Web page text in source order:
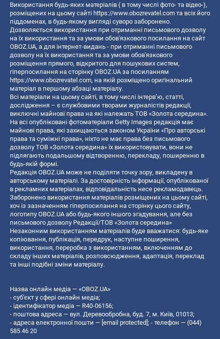
Використання будь-яких матеріалів ( в тому числі фото- та відео-),
розміщених на цьому сайті https://www.obozrevatel.com та всіх його
піддоменах, в будь-якому вигляді суворо заборонено.
Дозволяється використання при отриманні письмового дозволу
на їх використання та за умови обов'язкового посилання на сайт
OBOZ.UA, а для інтернет-видань - при отриманні письмового
дозволу на їх використання та за умови обов'язкового
розміщення прямого, відкритого для пошукових систем,
гіперпосилання на сторінку OBOZ.UA за посиланням
https://www.obozrevatel.com, на якій розміщено оригінальний
матеріал в першому абзаці матеріалу.
Всі матеріали на цьому сайті, в тому числі інтерв’ю, статті,
дослідження – є службовими творами журналістів редакції,
виключні майнові права на які належать ТОВ «Золота середина».
На всі опубліковані фотоматеріали Getty Images редакція має
майнові права, які захищаються законом України «Про авторські
права та суміжні права», ніхто не має права без письмового
дозволу ТОВ «Золота середина» їх використовувати, вони не
підлягають подальшому відтворенню, перекладу, поширенню в
будь-якій формі.
Редакція OBOZ.UA може не поділяти точку зору, викладену в
авторському матеріалі. За достовірність інформації, опублікованої
в рекламних матеріалах, відповідальність несе рекламодавець.
Заборонено використання матеріалів розміщених на цьому сайті,
хоч із зазначенням гіперпосилання на сторінку цього сайту,
логотипу OBOZ.UA або будь-якого іншого згадування, але без
письмового дозволу Редакції/ТОВ «Золота середина»
Незаконним використанням матеріалів буде вважатися: будь-яке
копiювання, публiкацiя, передрук, наступне поширення,
використання, переробка з використанням, включенням до
складу інших матеріалів, розповсюдження, адаптація, переклад
та інші подібні зміни матеріалу.
Назва онлайн медіа — «OBOZ.UA»
- суб'єкт у сфері онлайн медіа;
- ідентифікатор медіа — R40-06156;
- поштова адреса — вул. Деревообробна, буд. 7, м. Київ, 01013;
- адреса електронної пошти — [email protected] ; - телефон — (044)
585 46 20